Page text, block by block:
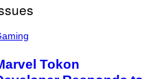
Tokon